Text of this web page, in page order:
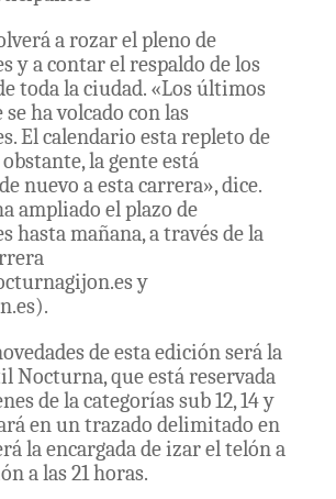
a rozar el pleno de
y a contar el respaldo de los
toda la ciudad. «Los últimos
ha volcado con las
El calendario esta repleto de
la gente está
nuevo a esta carrera», dice.
ampliado el plazo de
hasta mañana, a través de la
y
de esta edición será la
Nocturna, que está reservada
de la categorías sub 12, 14 y
en un trazado delimitado en
la encargada de izar el telón a
a las 21 horas.